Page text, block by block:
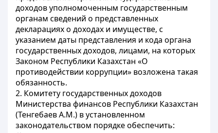
доходов уполномоченным государственным
органам сведений о представленных
декларациях о доходах и имуществе, с
указанием даты представления и кода органа
государственных доходов, лицами, на которых
Законом Республики Казахстан «О
противодействии коррупции» возложена такая
обязанность.
2. Комитету государственных доходов
Министерства финансов Республики Казахстан
(Тенгебаев A.M.) в установленном
законодательством порядке обеспечить: